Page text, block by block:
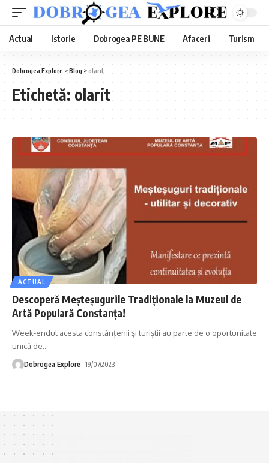
Actual Istorie Dobrogea PE BUNE Afaceri Turism
Dobrogea Explore >Blog > olarit
Etichetă: olarit
ACTUAL
Descoperă Meșteșugurile Tradiționale la Muzeul de
Artă Populară Constanța!
Week-endul acesta constănțenii și turiștii au parte de o oportunitate
unică de…
Dobrogea Explore 19/07/2023